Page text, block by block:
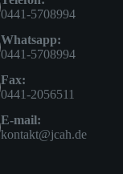
0441-5708994
Whatsapp:
0441-5708994
Fax:
0441-2056511
E-mail:
kontakt@jcah.de